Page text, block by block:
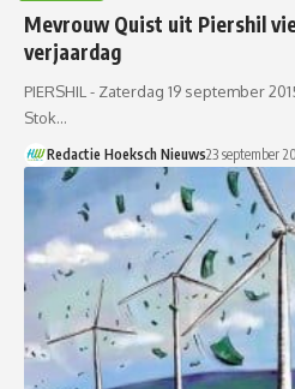
Mevrouw Quist uit Piershil
verjaardag
PIERSHIL - Zaterdag 19 september
Stok…
Redactie Hoeksch Nieuws23 september